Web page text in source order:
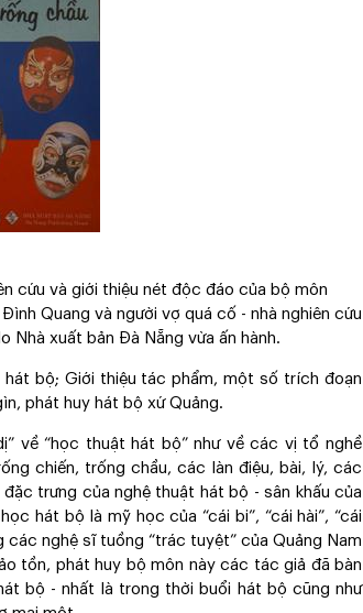
cứu và giới thiệu nét độc đáo của bộ môn
Quang và người vợ quá cố - nhà nghiên cứu
Nhà xuất bản Đà Nẵng vừa ấn hành.
bộ; Giới thiệu tác phẩm, một số trích đoạn
phát huy hát bộ xứ Quảng.
về “học thuật hát bộ” như về các vị tổ nghề
chiến, trống chầu, các làn điệu, bài, lý, các
trưng của nghệ thuật hát bộ - sân khấu của
hát bộ là mỹ học của “cái bi”, “cái hài”, “cái
nghệ sĩ tuồng “trác tuyệt” của Quảng Nam
tồn, phát huy bộ môn này các tác giả đã bàn
bộ - nhất là trong thời buổi hát bộ cũng như